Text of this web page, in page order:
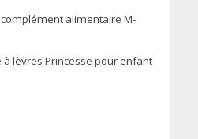
alimentaire M-
lèvres Princesse pour enfant